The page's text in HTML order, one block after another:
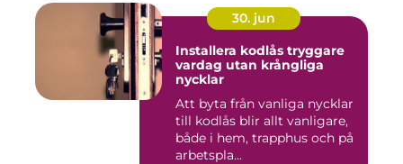
30. jun
Installera kodlås tryggare
vardag utan krångliga
nycklar
Att byta från vanliga nycklar
till kodlås blir allt vanligare,
både i hem, trapphus och på
arbetspla...